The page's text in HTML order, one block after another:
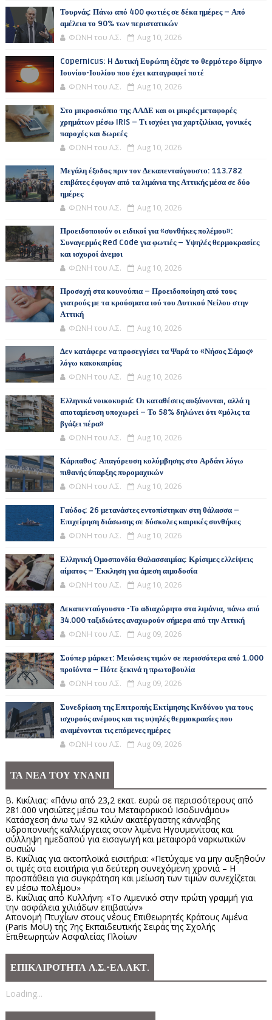
Τουρνάς: Πάνω από 400 φωτιές σε δέκα ημέρες – Από
αμέλεια το 90% των περιστατικών
ΦΩΝΗ του Λ.Σ. Aug 10, 2026
Copernicus: H Δυτική Ευρώπη έζησε το θερμότερο δίμηνο
Ιουνίου-Ιουλίου που έχει καταγραφεί ποτέ
ΦΩΝΗ του Λ.Σ. Aug 10, 2026
Στο μικροσκόπιο της ΑΑΔΕ και οι μικρές μεταφορές
χρημάτων μέσω IRIS – Τι ισχύει για χαρτζιλίκια, γονικές
παροχές και δωρεές
ΦΩΝΗ του Λ.Σ. Aug 10, 2026
Μεγάλη έξοδος πριν τον Δεκαπενταύγουστο: 113.782
επιβάτες έφυγαν από τα λιμάνια της Αττικής μέσα σε δύο
ημέρες
ΦΩΝΗ του Λ.Σ. Aug 10, 2026
Προειδοποιούν οι ειδικοί για «συνθήκες πολέμου»:
Συναγερμός Red Code για φωτιές – Υψηλές θερμοκρασίες
και ισχυροί άνεμοι
ΦΩΝΗ του Λ.Σ. Aug 10, 2026
Προσοχή στα κουνούπια – Προειδοποίηση από τους
γιατρούς με τα κρούσματα ιού του Δυτικού Νείλου στην
Αττική
ΦΩΝΗ του Λ.Σ. Aug 10, 2026
Δεν κατάφερε να προσεγγίσει τα Ψαρά το «Νήσος Σάμος»
λόγω κακοκαιρίας
ΦΩΝΗ του Λ.Σ. Aug 10, 2026
Ελληνικά νοικοκυριά: Οι καταθέσεις αυξάνονται, αλλά η
αποταμίευση υποχωρεί – Το 58% δηλώνει ότι «μόλις τα
βγάζει πέρα»
ΦΩΝΗ του Λ.Σ. Aug 10, 2026
Κάρπαθος: Απαγόρευση κολύμβησης στο Αρδάνι λόγω
πιθανής ύπαρξης πυρομαχικών
ΦΩΝΗ του Λ.Σ. Aug 10, 2026
Γαύδος: 26 μετανάστες εντοπίστηκαν στη θάλασσα –
Επιχείρηση διάσωσης σε δύσκολες καιρικές συνθήκες
ΦΩΝΗ του Λ.Σ. Aug 10, 2026
Ελληνική Ομοσπονδία Θαλασσαιμίας: Κρίσιμες ελλείψεις
αίματος – Έκκληση για άμεση αιμοδοσία
ΦΩΝΗ του Λ.Σ. Aug 10, 2026
Δεκαπενταύγουστο -Το αδιαχώρητο στα λιμάνια, πάνω από
34.000 ταξιδιώτες αναχωρούν σήμερα από την Αττική
ΦΩΝΗ του Λ.Σ. Aug 09, 2026
Σούπερ μάρκετ: Μειώσεις τιμών σε περισσότερα από 1.000
προϊόντα – Πότε ξεκινά η πρωτοβουλία
ΦΩΝΗ του Λ.Σ. Aug 09, 2026
Συνεδρίαση της Επιτροπής Εκτίμησης Κινδύνου για τους
ισχυρούς ανέμους και τις υψηλές θερμοκρασίες που
αναμένονται τις επόμενες ημέρες
ΦΩΝΗ του Λ.Σ. Aug 09, 2026
ΤΑ ΝΕΑ ΤΟΥ ΥΝΑΝΠ
Β. Κικίλιας: «Πάνω από 23,2 εκατ. ευρώ σε περισσότερους από
281.000 νησιώτες μέσω του Μεταφορικού Ισοδυνάμου»
Κατάσχεση άνω των 92 κιλών ακατέργαστης κάνναβης
υδροπονικής καλλιέργειας στον λιμένα Ηγουμενίτσας και
σύλληψη ημεδαπού για εισαγωγή και μεταφορά ναρκωτικών
ουσιών
Β. Κικίλιας για ακτοπλοϊκά εισιτήρια: «Πετύχαμε να μην αυξηθούν
οι τιμές στα εισιτήρια για δεύτερη συνεχόμενη χρονιά – Η
προσπάθεια για συγκράτηση και μείωση των τιμών συνεχίζεται
εν μέσω πολέμου»
Β. Κικίλιας από Κυλλήνη: «Το Λιμενικό στην πρώτη γραμμή για
την ασφάλεια χιλιάδων επιβατών»
Απονομή Πτυχίων στους νέους Επιθεωρητές Κράτους Λιμένα
(Paris MoU) της 7ης Εκπαιδευτικής Σειράς της Σχολής
Επιθεωρητών Ασφαλείας Πλοίων
ΕΠΙΚΑΙΡΟΤΗΤΑ Λ.Σ.-ΕΛ.ΑΚΤ.
Loading...